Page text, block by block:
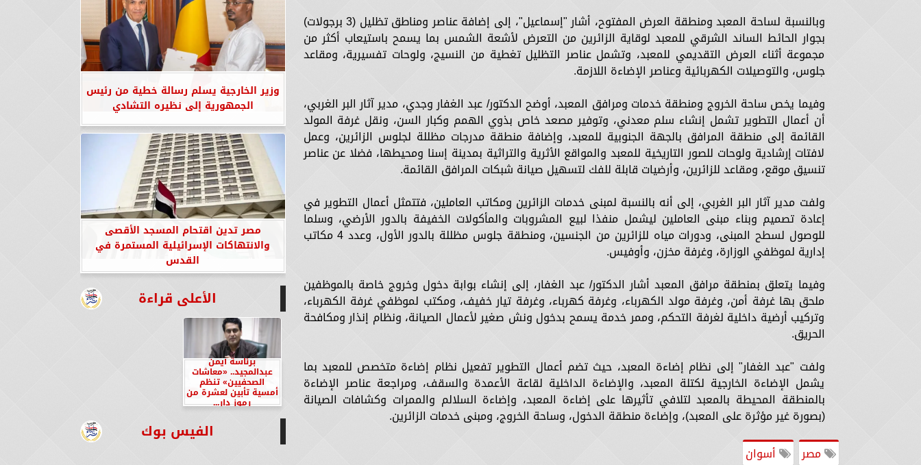
وبالنسبة لساحة المعبد ومنطقة العرض المفتوح، أشار "إسماعيل"، إلى إضافة عناصر ومناطق تظليل (3 برجولات)
بجوار الحائط الساند الشرقي للمعبد لوقاية الزائرين من التعرض لأشعة الشمس بما يسمح باستيعاب أكثر من
مجموعة أثناء العرض التقديمي للمعبد، وتشمل عناصر التظليل تغطية من النسيج، ولوحات تفسيرية، ومقاعد
جلوس، والتوصيلات الكهربائية وعناصر الإضاءة اللازمة.
وفيما يخص ساحة الخروج ومنطقة خدمات ومرافق المعبد، أوضح الدكتور/ عبد الغفار وجدي، مدير آثار البر الغربي،
أن أعمال التطوير تشمل إنشاء سلم معدني، وتوفير مصعد خاص بذوي الهمم وكبار السن، ونقل غرفة المولد
القائمة إلى منطقة المرافق بالجهة الجنوبية للمعبد، وإضافة منطقة مدرجات مظللة لجلوس الزائرين، وعمل
لافتات إرشادية ولوحات للصور التاريخية للمعبد والمواقع الأثرية والتراثية بمدينة إسنا ومحيطها، فضلا عن عناصر
تنسيق موقع، ومقاعد للزائرين، وأرضيات قابلة للفك لتسهيل صيانة شبكات المرافق القائمة.
ولفت مدير آثار البر الغربي، إلى أنه بالنسبة لمبنى خدمات الزائرين ومكاتب العاملين، فتتمثل أعمال التطوير في
إعادة تصميم وبناء مبنى العاملين ليشمل منفذا لبيع المشروبات والمأكولات الخفيفة بالدور الأرضي، وسلما
للوصول لسطح المبنى، ودورات مياه للزائرين من الجنسين، ومنطقة جلوس مظللة بالدور الأول، وعدد 4 مكاتب
إدارية لموظفي الوزارة، وغرفة مخزن، وأوفيس.
وفيما يتعلق بمنطقة مرافق المعبد أشار الدكتور/ عبد الغفار، إلى إنشاء بوابة دخول وخروج خاصة بالموظفين
ملحق بها غرفة أمن، وغرفة مولد الكهرباء، وغرفة كهرباء، وغرفة تيار خفيف، ومكتب لموظفي غرفة الكهرباء،
وتركيب أرضية داخلية لغرفة التحكم، وممر خدمة يسمح بدخول ونش صغير لأعمال الصيانة، ونظام إنذار ومكافحة
الحريق.
ولفت "عبد الغفار" إلى نظام إضاءة المعبد، حيث تضم أعمال التطوير تفعيل نظام إضاءة متخصص للمعبد بما
يشمل الإضاءة الخارجية لكتلة المعبد، والإضاءة الداخلية لقاعة الأعمدة والسقف، ومراجعة عناصر الإضاءة
بالمنطقة المحيطة بالمعبد لتلافي تأثيرها على إضاءة المعبد، وإضاءة السلالم والممرات وكشافات الصيانة
(بصورة غير مؤثرة على المعبد)، وإضاءة منطقة الدخول، وساحة الخروج، ومبنى خدمات الزائرين.
مصر
أسوان
وزير الخارجية يسلم رسالة خطية من رئيس
الجمهورية إلى نظيره التشادي
مصر تدين اقتحام المسجد الأقصى
والانتهاكات الإسرائيلية المستمرة في
القدس
الأعلى قراءة
برئاسة أيمن
عبدالمجيد.. «معاشات
الصحفيين» تنظم
أمسية تأبين لعشرة من
رموز دار...
الفيس بوك